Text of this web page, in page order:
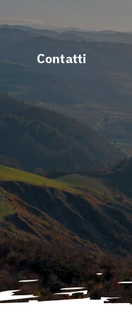
Contatti